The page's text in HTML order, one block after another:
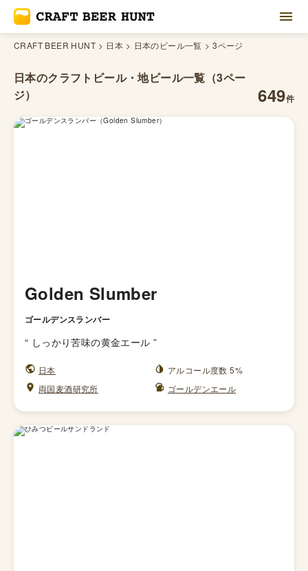
CRAFT BEER HUNT 日本 日本のビール一覧 3ページ
日本のクラフトビール・地ビール一覧 （3ペー
ジ）
649件
Golden Slumber
ゴールデンスランバー
“ しっかり苦味の黄金エール ”
日本
アルコール度数 5%
両国麦酒研究所
ゴールデンエール